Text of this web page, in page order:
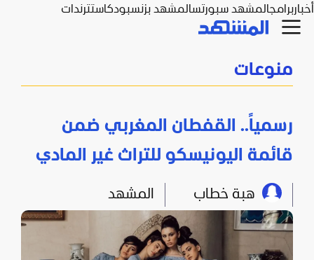
أخباربرامجالمشهد سبورتسالمشهد بزنسبودكاستترندات
منوعات
رسمياً.. القفطان المغربي ضمن
قائمة اليونيسكو للتراث غير المادي
هبة خطاب المشهد